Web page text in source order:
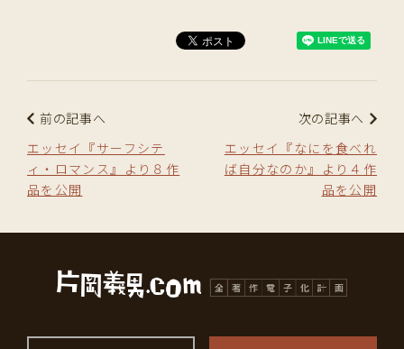
前の記事へ
エッセイ『サーフシテ
ィ・ロマンス』より８作
品を公開
次の記事へ
エッセイ『なにを食べれ
ば自分なのか』より４作
品を公開